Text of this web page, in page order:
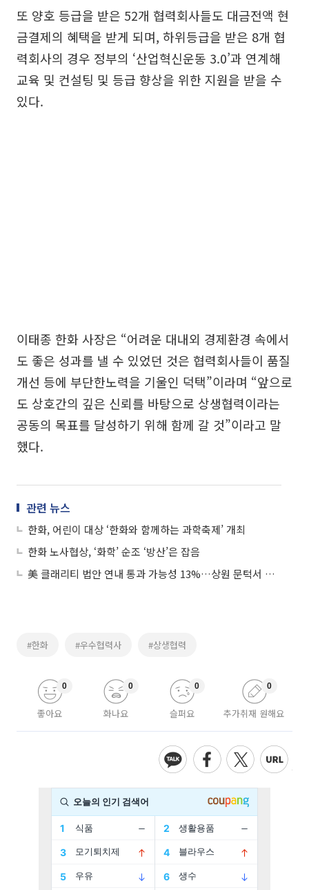
또 양호 등급을 받은 52개 협력회사들도 대금전액 현
금결제의 혜택을 받게 되며, 하위등급을 받은 8개 협
력회사의 경우 정부의 ‘산업혁신운동 3.0’과 연계해
교육 및 컨설팅 및 등급 향상을 위한 지원을 받을 수
있다.
이태종 한화 사장은 “어려운 대내외 경제환경 속에서
도 좋은 성과를 낼 수 있었던 것은 협력회사들이 품질
개선 등에 부단한노력을 기울인 덕택”이라며 “앞으로
도 상호간의 깊은 신뢰를 바탕으로 상생협력이라는
공동의 목표를 달성하기 위해 함께 갈 것”이라고 말
했다.
관련 뉴스
한화, 어린이 대상 ‘한화와 함께하는 과학축제’ 개최
한화 노사협상, ‘화학’ 순조 ‘방산’은 잡음
美 클래리티 법안 연내 통과 가능성 13%…상원 문턱서 제동
#한화 #우수협력사 #상생협력
좋아요
0
화나요
0
슬퍼요
0
추가취재 원해요
0